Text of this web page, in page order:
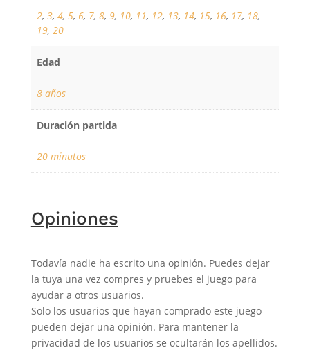
2, 3, 4, 5, 6, 7, 8, 9, 10, 11, 12, 13, 14, 15, 16, 17, 18,
19, 20
Edad
8 años
Duración partida
20 minutos
Opiniones
Todavía nadie ha escrito una opinión. Puedes dejar
la tuya una vez compres y pruebes el juego para
ayudar a otros usuarios.
Solo los usuarios que hayan comprado este juego
pueden dejar una opinión. Para mantener la
privacidad de los usuarios se ocultarán los apellidos.